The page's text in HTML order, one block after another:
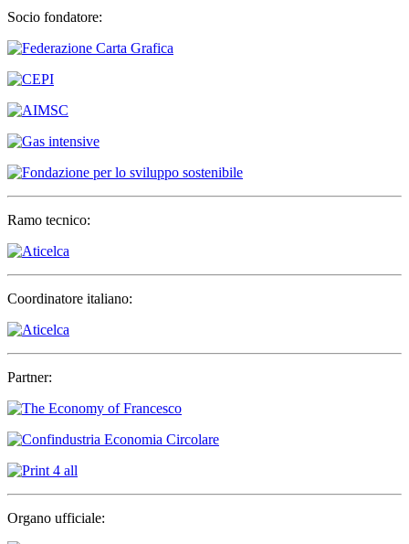
Socio fondatore:
Ramo tecnico:
Coordinatore italiano:
Partner:
Organo ufficiale: